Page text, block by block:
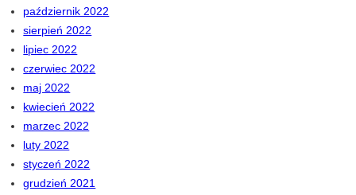
październik 2022
sierpień 2022
lipiec 2022
czerwiec 2022
maj 2022
kwiecień 2022
marzec 2022
luty 2022
styczeń 2022
grudzień 2021